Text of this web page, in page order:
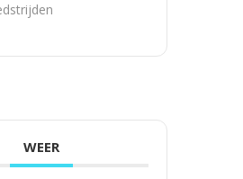
WEER